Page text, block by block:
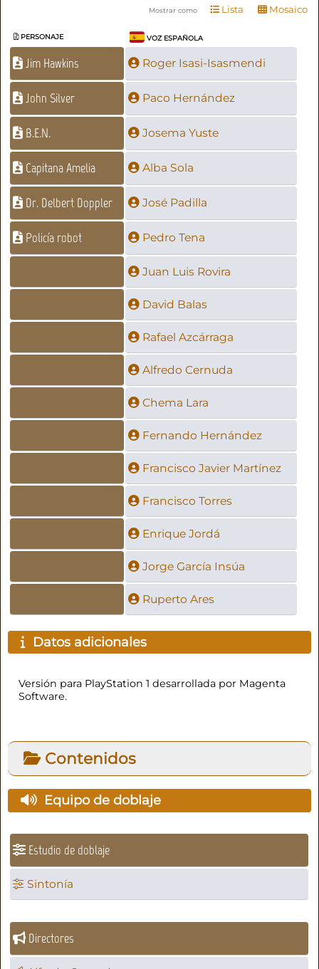
Mostrar como Lista Mosaico
PERSONAJE VOZ ESPAÑOLA
Jim Hawkins Roger Isasi-Isasmendi
John Silver Paco Hernández
B.E.N. Josema Yuste
Capitana Amelia Alba Sola
Dr. Delbert Doppler José Padilla
Policía robot Pedro Tena
Juan Luis Rovira
David Balas
Rafael Azcárraga
Alfredo Cernuda
Chema Lara
Fernando Hernández
Francisco Javier Martínez
Francisco Torres
Enrique Jordá
Jorge García Insúa
Ruperto Ares
Datos adicionales
Versión para PlayStation 1 desarrollada por Magenta
Software.
Contenidos
Equipo de doblaje
Estudio de doblaje
Sintonía
Directores